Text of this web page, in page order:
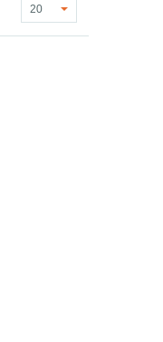
20